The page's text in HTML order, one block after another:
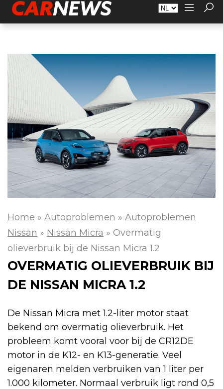
Adverteren Over Carnews.nl Contact
Home » Autoproblemen » Autoproblemen
Nissan » Nissan Micra » Overmatig
olieverbruik bij de Nissan Micra 1.2
OVERMATIG OLIEVERBRUIK BIJ
DE NISSAN MICRA 1.2
De Nissan Micra met 1.2-liter motor staat
bekend om overmatig olieverbruik. Het
probleem komt vooral voor bij de CR12DE
motor in de K12- en K13-generatie. Veel
eigenaren melden verbruiken van 1 liter per
1.000 kilometer. Normaal verbruik ligt rond 0,5